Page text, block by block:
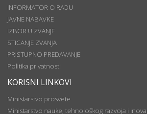
INFORMATOR O RADU
JAVNE NABAVKE
IZBOR U ZVANJE
STICANJE ZVANJA
PRISTUPNO PREDAVANJE
Politika privatnosti
KORISNI LINKOVI
Ministarstvo prosvete
Ministarstvo nauke, tehnološkog razvoja i